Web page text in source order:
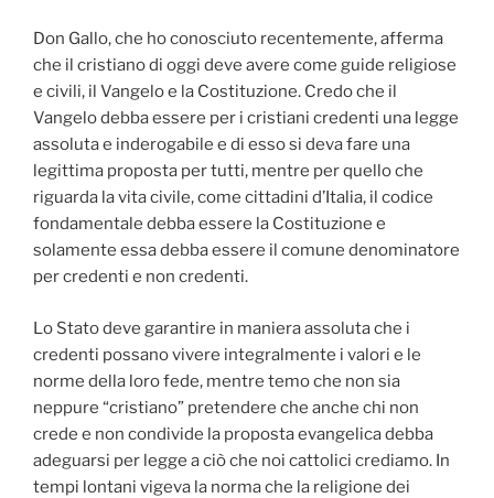
Don Gallo, che ho conosciuto recentemente, afferma
che il cristiano di oggi deve avere come guide religiose
e civili, il Vangelo e la Costituzione. Credo che il
Vangelo debba essere per i cristiani credenti una legge
assoluta e inderogabile e di esso si deva fare una
legittima proposta per tutti, mentre per quello che
riguarda la vita civile, come cittadini d’Italia, il codice
fondamentale debba essere la Costituzione e
solamente essa debba essere il comune denominatore
per credenti e non credenti.
Lo Stato deve garantire in maniera assoluta che i
credenti possano vivere integralmente i valori e le
norme della loro fede, mentre temo che non sia
neppure “cristiano” pretendere che anche chi non
crede e non condivide la proposta evangelica debba
adeguarsi per legge a ciò che noi cattolici crediamo. In
tempi lontani vigeva la norma che la religione dei